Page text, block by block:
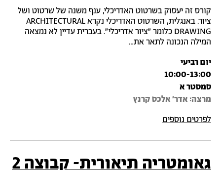
קורס זה יעסוק בשרטוט האדריכלי, ענף משנה של שרטוט ושל
ציור. באנגלית, השרטוט האדריכלי נקרא ARCHITECTURAL
DRAWING כלומר "ציור אדריכלי". בעברית עדיין לא נמצאה
המילה הנכונה לתאר את…
יום רביעי
10:00-13:00
מרצה‎: אדר' אלכס קרנץ
סמסטר א
לפרטים נוספים
גאומטריה תיאורית- קבוצה 2